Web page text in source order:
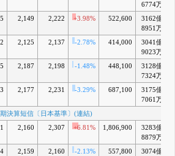
6774万
2,149 2,222 +3.98% 522,600
3162億
8951万
2,125 2,137 -2.78% 414,000
3041億
9023万
2,187 2,198 -1.48% 448,100
3128億
7324万
2,177 2,231 -3.29% 687,100
3175億
7061万
決算短信〔日本基準〕(連結)
2,160 2,307 +6.81% 1,806,900
3283億
8879万
2,159 2,160 -2.13% 557,800
3074億